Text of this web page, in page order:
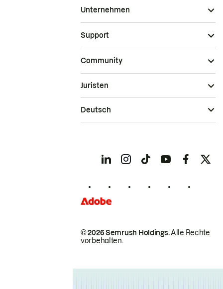
Unternehmen
Support
Community
© 2026 Semrush Holdings.Alle Rechte
vorbehalten.
Juristen
Deutsch